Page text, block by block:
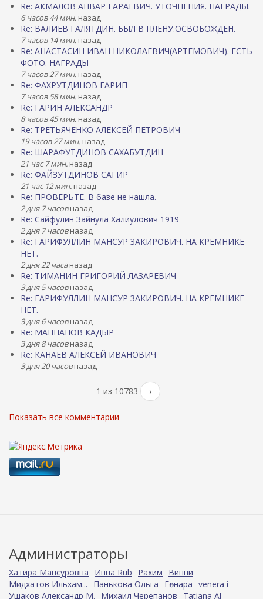
Re: АКМАЛОВ АНВАР ГАРАЕВИЧ. УТОЧНЕНИЯ. НАГРАДЫ.
6 часов 44 мин. назад
Re: ВАЛИЕВ ГАЛЯТДИН. БЫЛ В ПЛЕНУ.ОСВОБОЖДЕН.
7 часов 14 мин. назад
Re: АНАСТАСИН ИВАН НИКОЛАЕВИЧ(АРТЕМОВИЧ). ЕСТЬ
ФОТО. НАГРАДЫ
7 часов 27 мин. назад
Re: ФАХРУТДИНОВ ГАРИП
7 часов 58 мин. назад
Re: ГАРИН АЛЕКСАНДР
8 часов 45 мин. назад
Re: ТРЕТЬЯЧЕНКО АЛЕКСЕЙ ПЕТРОВИЧ
19 часов 27 мин. назад
Re: ШАРАФУТДИНОВ САХАБУТДИН
21 час 7 мин. назад
Re: ФАЙЗУТДИНОВ САГИР
21 час 12 мин. назад
Re: ПРОВЕРЬТЕ. В базе не нашла.
2 дня 7 часовназад
Re: Сайфулин Зайнула Халиулович 1919
2 дня 7 часовназад
Re: ГАРИФУЛЛИН МАНСУР ЗАКИРОВИЧ. НА КРЕМНИКЕ
НЕТ.
2 дня 22 часаназад
Re: ТИМАНИН ГРИГОРИЙ ЛАЗАРЕВИЧ
3 дня 5 часовназад
Re: ГАРИФУЛЛИН МАНСУР ЗАКИРОВИЧ. НА КРЕМНИКЕ
НЕТ.
3 дня 6 часовназад
Re: МАННАПОВ КАДЫР
3 дня 8 часовназад
Re: КАНАЕВ АЛЕКСЕЙ ИВАНОВИЧ
3 дня 20 часовназад
1 из 10783 ›
Показать все комментарии
Администраторы
Хатира Мансуровна Инна Rub Рахим
Винни
Мидхатов Ильхам...
Панькова Ольга Гөлнара venera i
Ушаков Александр М.
Михаил Черепанов Tatiana Al